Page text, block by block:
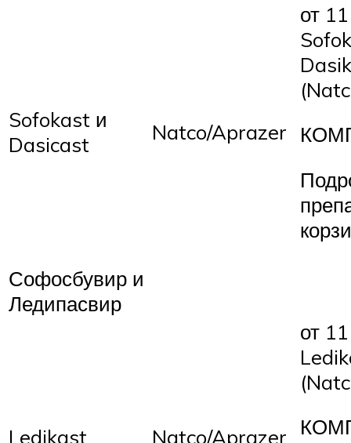
Sofokast и
Dasicast
Natco/Aprazer
от
Софосбувир и
Ледипасвир
Ledikast Natco/Aprazer
от